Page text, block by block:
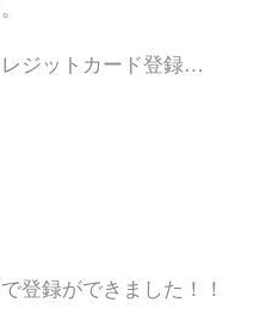
ジットカード登録…
登録ができました！！